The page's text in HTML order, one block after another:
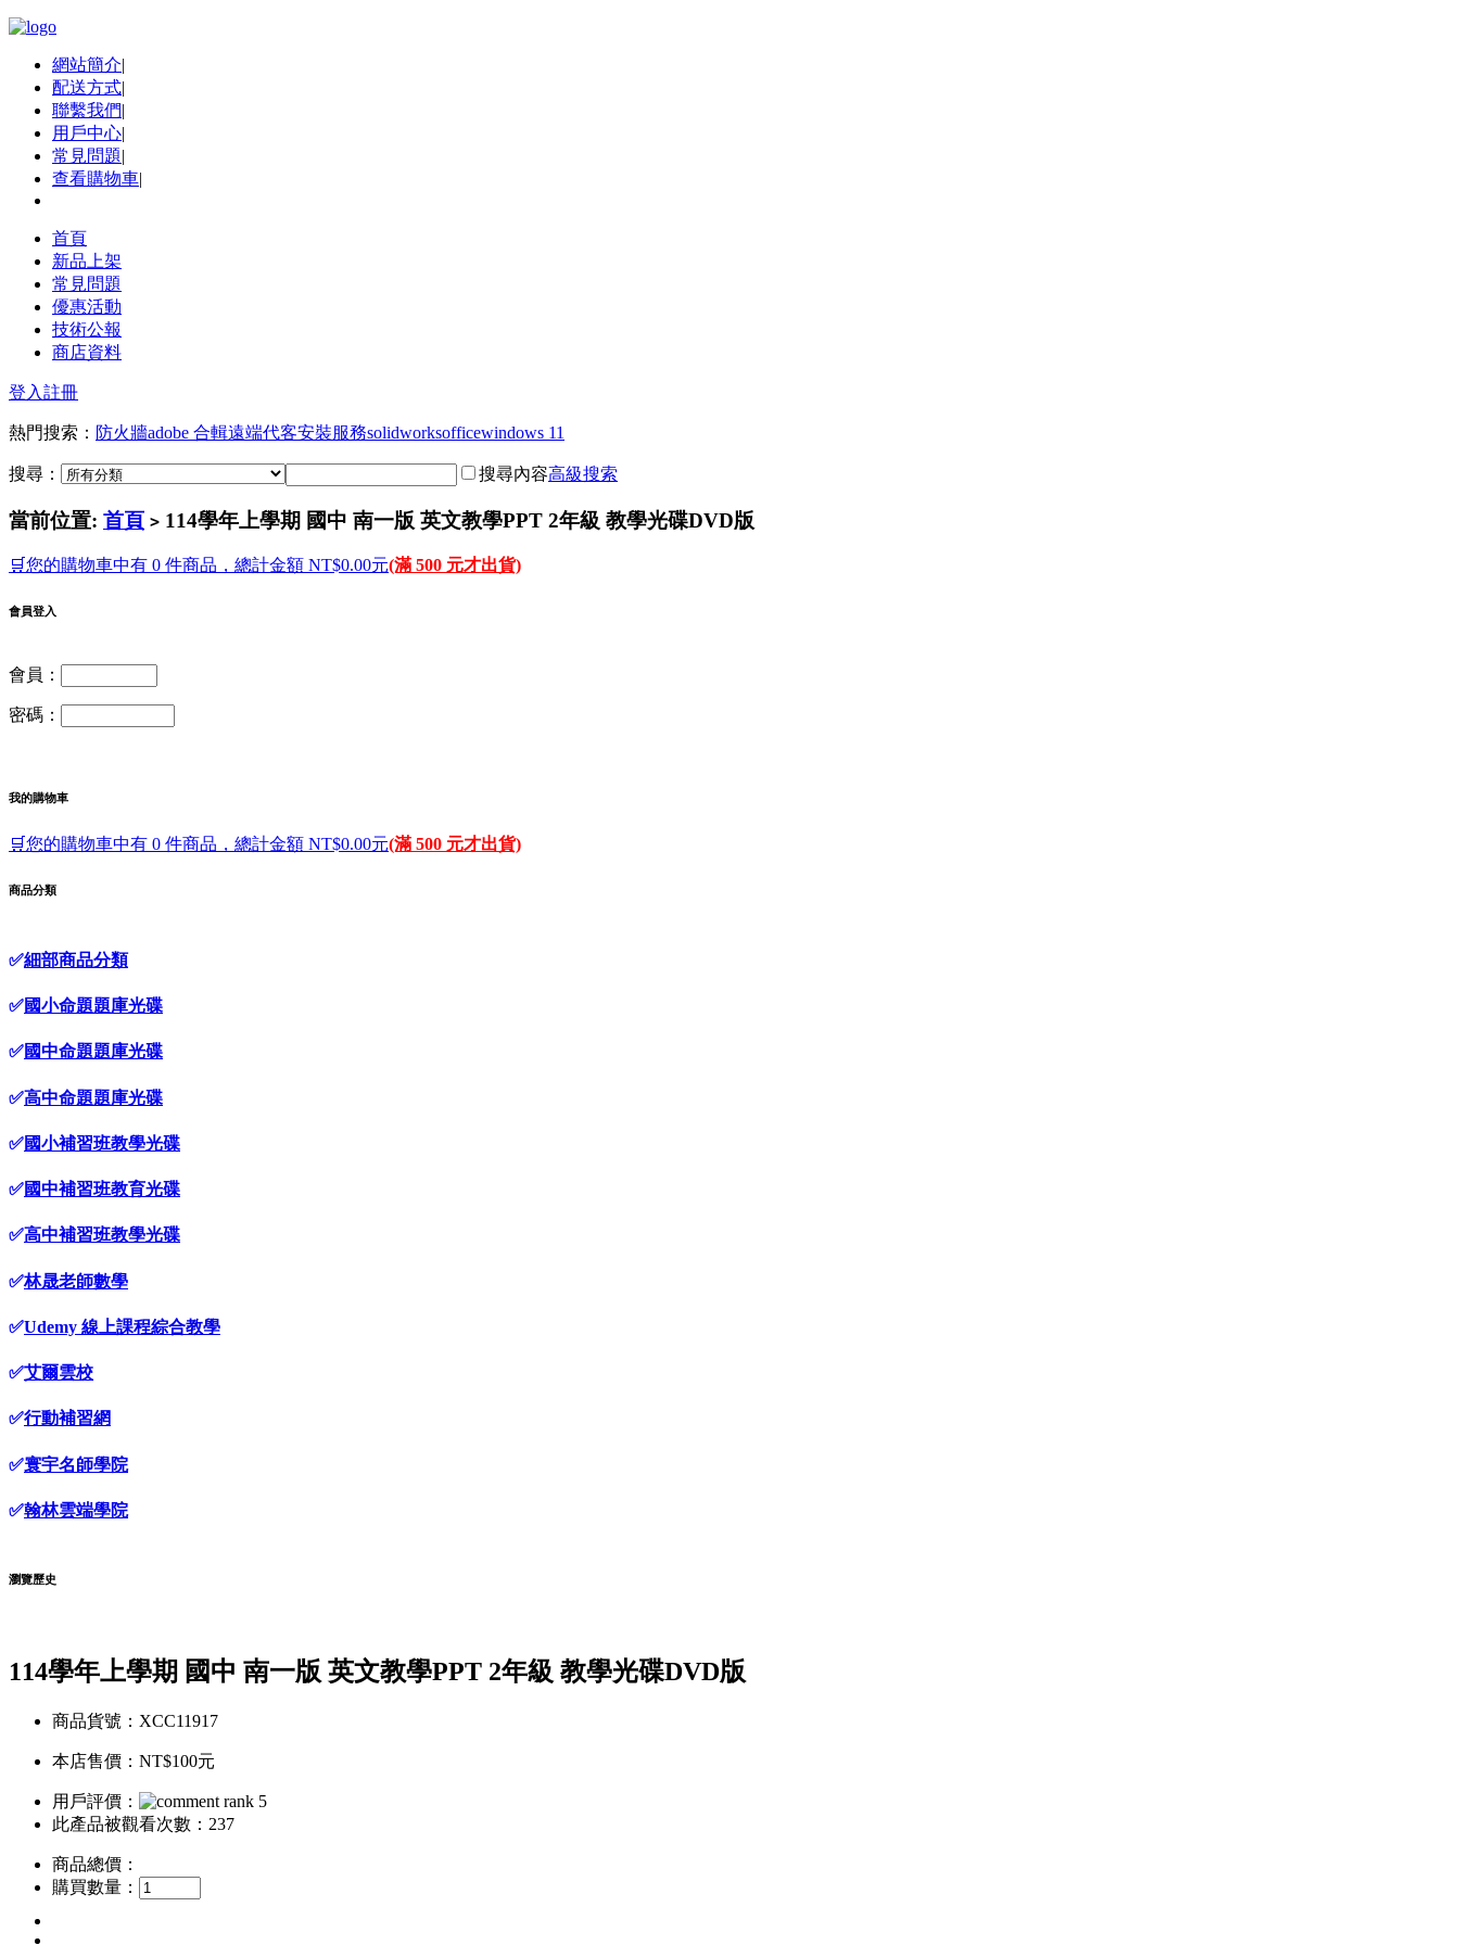
網站簡介|
配送方式|
聯繫我們|
用戶中心|
常見問題|
查看購物車|
首頁
新品上架
常見問題
優惠活動
技術公報
商店資料
登入註冊
熱門搜索： 防火牆adobe 合輯遠端代客安裝服務solidworksofficewindows 11
搜尋： 搜尋內容高級搜索
當前位置: 首頁 > 114學年上學期 國中 南一版 英文教學PPT 2年級 教學光碟DVD版
🛒您的購物車中有 0 件商品，總計金額 NT$0.00元(滿 500 元才出貨)
會員登入
會員：
密碼：
我的購物車
🛒您的購物車中有 0 件商品，總計金額 NT$0.00元(滿 500 元才出貨)
商品分類
✅細部商品分類
✅國小命題題庫光碟
✅國中命題題庫光碟
✅高中命題題庫光碟
✅國小補習班教學光碟
✅國中補習班教育光碟
✅高中補習班教學光碟
✅林晟老師數學
✅Udemy 線上課程綜合教學
✅艾爾雲校
✅行動補習網
✅寰宇名師學院
✅翰林雲端學院
瀏覽歷史
114學年上學期 國中 南一版 英文教學PPT 2年級 教學光碟DVD版
商品貨號：XCC11917
本店售價： NT$100元
用戶評價：
此產品被觀看次數：237
商品總價：
購買數量：